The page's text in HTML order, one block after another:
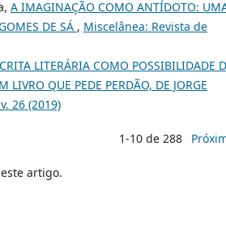
A IMAGINAÇÃO COMO ANTÍDOTO:
DE SÁ , Miscelânea: Revista de
LITERÁRIA COMO POSSIBILIDADE
QUE PEDE PERDÃO, DE JORGE
26 (2019)
1-10 de 288
artigo.